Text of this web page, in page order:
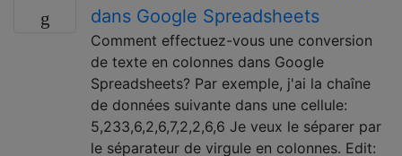
dans Google Spreadsheets
Comment effectuez-vous une conversion
de texte en colonnes dans Google
Spreadsheets? Par exemple, j'ai la chaîne
de données suivante dans une cellule:
5,233,6,2,6,7,2,2,6,6 Je veux le séparer par
le séparateur de virgule en colonnes. Edit: